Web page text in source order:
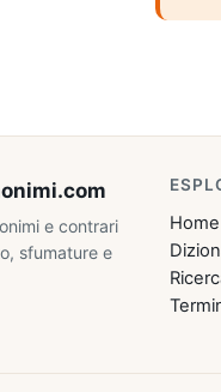
.com
e contrari
sfumature e
Home